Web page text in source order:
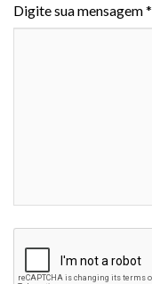
Digite sua mensagem *